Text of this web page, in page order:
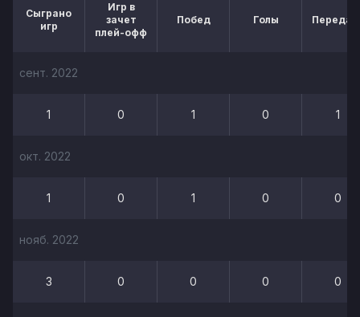
Сыграно
игр
Игр в
зачет
плей-офф
Побед Голы
сент. 2022
1 0 1 0 1
окт. 2022
1 0 1 0 0
нояб. 2022
3 0 0 0 0